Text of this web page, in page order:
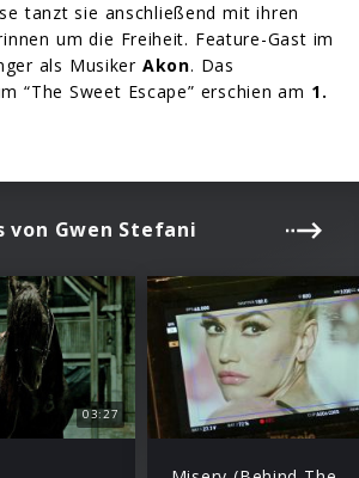
tanzt sie anschließend mit ihren
um die Freiheit. Feature-Gast im
als MusikerAkon. Das
“The Sweet Escape” erschien am 1.
von Gwen Stefani
03:27